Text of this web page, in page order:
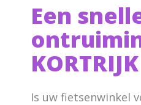
Een
KORTRIJK
Is uw fietsenwinkel